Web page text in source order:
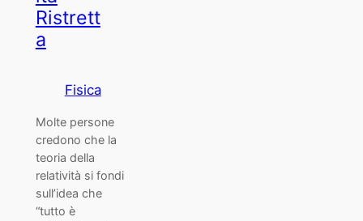
Ristrett
a
Fisica
Molte persone
credono che la
teoria della
relatività si fondi
sull’idea che
“tutto è